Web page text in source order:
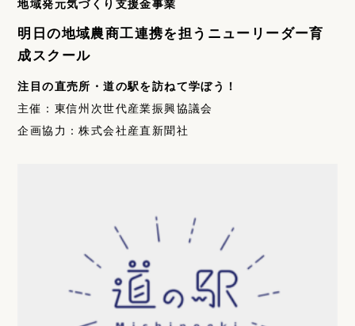
地域発元気づくり支援金事業
明日の地域農商工連携を担うニューリーダー育
成スクール
注目の直売所・道の駅を訪ねて学ぼう！
主催：東信州次世代産業振興協議会
企画協力：株式会社産直新聞社